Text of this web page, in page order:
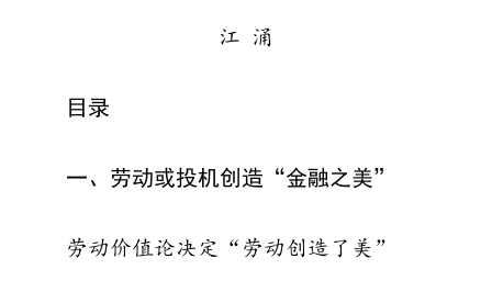
江 涌
目录
一、劳动或投机创造“金融之美”
劳动价值论决定“劳动创造了美”